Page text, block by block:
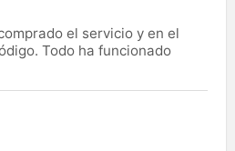
el servicio y en el
Todo ha funcionado